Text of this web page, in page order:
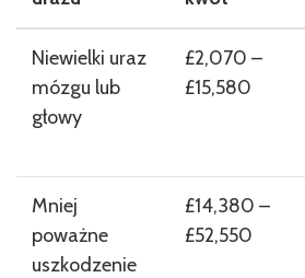
Niewielki uraz
mózgu lub
głowy
£2,070 –
£15,580
Mniej
poważne
uszkodzenie
£14,380 –
£52,550